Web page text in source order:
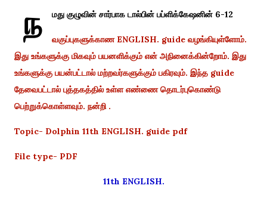
ந மது குழுவின் சார்பாக டால்பின் பப்ளிக்கேஷனின் 6-12
வகுப்புகளுக்காண ENGLISH. guide வழங்கியுள்ளோம்.
இது உங்களுக்கு மிகவும் பயனளிக்கும் என் அநினைக்கின்றோம். இது
உங்களுக்கு பயன்பட்டால் மற்றவர்களுக்கும் பகிரவும். இந்த guide
தேவைபட்டால் புத்தகத்தில் உள்ள எண்ணை தொடர்புகொண்டு
பெற்றுக்கொள்ளவும். நன்றி .
Topic- Dolphin 11th ENGLISH. guide pdf
File type- PDF
11th ENGLISH.